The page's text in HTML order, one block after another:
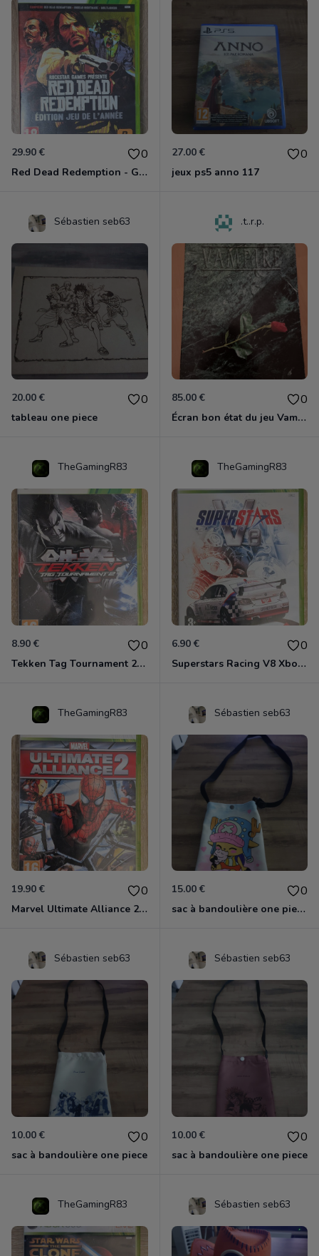
29.90 € 0
Red Dead Redemption - Game Of The Year Xbox 360
27.00 € 0
jeux ps5 anno 117
Sébastien seb63
20.00 € 0
tableau one piece
.t..r.p.
85.00 € 0
Écran bon état du jeu Vampire et livre de règles « la mascarade » état d’usage
TheGamingR83
8.90 € 0
Tekken Tag Tournament 2 Xbox 360
TheGamingR83
6.90 € 0
Superstars Racing V8 Xbox 360
TheGamingR83
19.90 € 0
Marvel Ultimate Alliance 2 Xbox 360
Sébastien seb63
15.00 € 0
sac à bandoulière one piece chopper
Sébastien seb63
10.00 € 0
sac à bandoulière one piece
Sébastien seb63
10.00 € 0
sac à bandoulière one piece
TheGamingR83 Sébastien seb63